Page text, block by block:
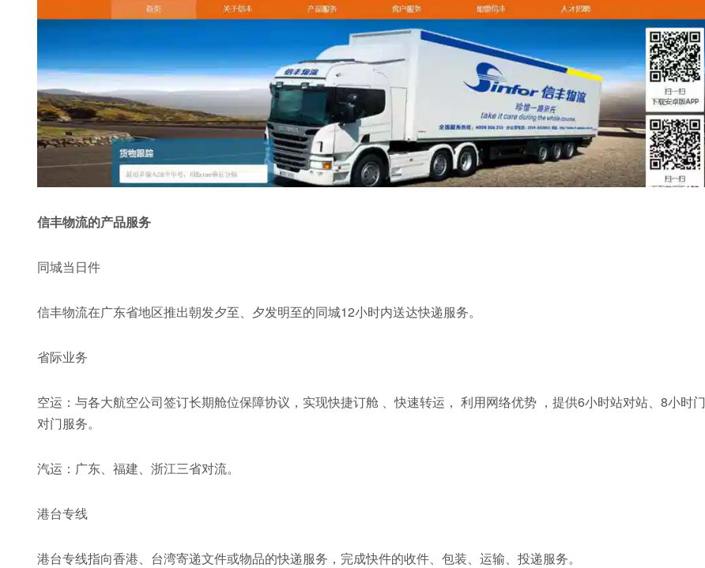
信丰物流的产品服务
同城当日件
信丰物流在广东省地区推出朝发夕至、夕发明至的同城12小时内送达快递服务。
省际业务
空运：与各大航空公司签订长期舱位保障协议，实现快捷订舱 、快速转运， 利用网络优势 ，提供6小时站对站、8小时门
对门服务。
汽运：广东、福建、浙江三省对流。
港台专线
港台专线指向香港、台湾寄递文件或物品的快递服务，完成快件的收件、包装、运输、投递服务。